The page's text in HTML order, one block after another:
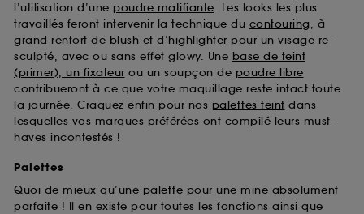
l’utilisation d’une poudre matifiante. Les looks les plus
travaillés feront intervenir la technique du contouring, à
grand renfort de blush et d’highlighter pour un visage re-
sculpté, avec ou sans effet glowy. Une base de teint
(primer), un fixateur ou un soupçon de poudre libre
contribueront à ce que votre maquillage reste intact toute
la journée. Craquez enfin pour nos palettes teint dans
lesquelles vos marques préférées ont compilé leurs must-
haves incontestés !
Palettes
Quoi de mieux qu’une palette pour une mine absolument
parfaite ! Il en existe pour toutes les fonctions ainsi que